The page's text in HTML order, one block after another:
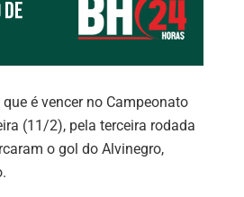
é vencer no Campeonato
(11/2), pela terceira rodada
o gol do Alvinegro,